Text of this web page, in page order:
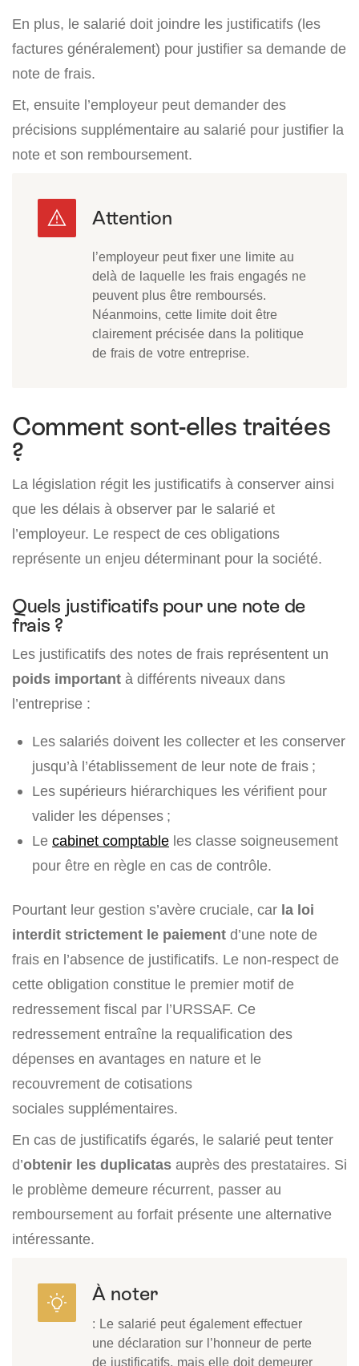
En plus, le salarié doit joindre les justificatifs (les
factures généralement) pour justifier sa demande de
note de frais.
Et, ensuite l’employeur peut demander des
précisions supplémentaire au salarié pour justifier la
note et son remboursement.
l’employeur peut fixer une limite au
delà de laquelle les frais engagés ne
peuvent plus être remboursés.
Néanmoins, cette limite doit être
clairement précisée dans la politique
de frais de votre entreprise.
Comment sont-elles traitées
?
La législation régit les justificatifs à conserver ainsi
que les délais à observer par le salarié et
l’employeur. Le respect de ces obligations
représente un enjeu déterminant pour la société.
Quels justificatifs pour une note de
frais ?
Les justificatifs des notes de frais représentent un
poids important à différents niveaux dans
l’entreprise :
Les salariés doivent les collecter et les conserver
jusqu’à l’établissement de leur note de frais ;
Les supérieurs hiérarchiques les vérifient pour
valider les dépenses ;
Le cabinet comptable les classe soigneusement
pour être en règle en cas de contrôle.
Pourtant leur gestion s’avère cruciale, car la loi
interdit strictement le paiement d’une note de
frais en l’absence de justificatifs. Le non-respect de
cette obligation constitue le premier motif de
redressement fiscal par l’URSSAF. Ce
redressement entraîne la requalification des
dépenses en avantages en nature et le
recouvrement de cotisations
sociales supplémentaires.
En cas de justificatifs égarés, le salarié peut tenter
d’obtenir les duplicatas auprès des prestataires. Si
le problème demeure récurrent, passer au
remboursement au forfait présente une alternative
intéressante.
À noter
: Le salarié peut également effectuer
une déclaration sur l’honneur de perte
de justificatifs, mais elle doit demeurer